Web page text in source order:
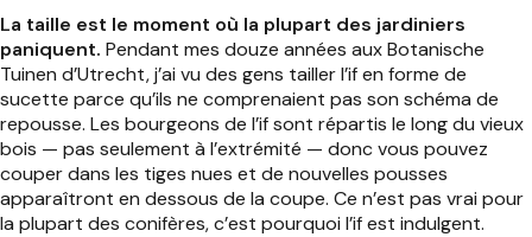
La taille est le moment où la plupart des jardiniers
paniquent. Pendant mes douze années aux Botanische
Tuinen d’Utrecht, j’ai vu des gens tailler l’if en forme de
sucette parce qu’ils ne comprenaient pas son schéma de
repousse. Les bourgeons de l’if sont répartis le long du vieux
bois — pas seulement à l’extrémité — donc vous pouvez
couper dans les tiges nues et de nouvelles pousses
apparaîtront en dessous de la coupe. Ce n’est pas vrai pour
la plupart des conifères, c’est pourquoi l’if est indulgent.